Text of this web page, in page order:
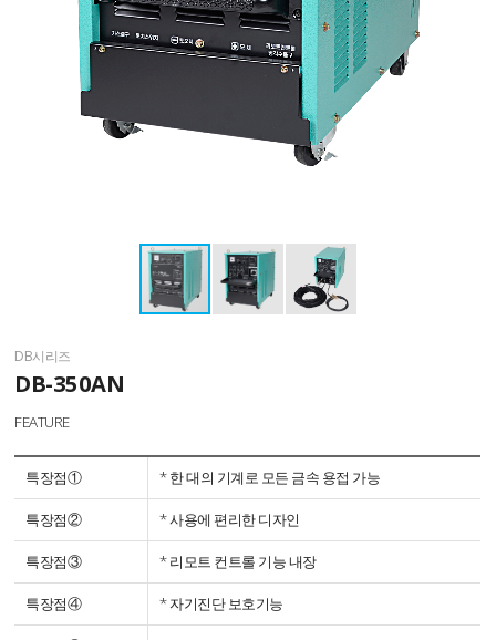
DB시리즈
DB-350AN
FEATURE
특장점① * 한 대의 기계로 모든 금속 용접 가능
특장점② * 사용에 편리한 디자인
특장점③ * 리모트 컨트롤 기능 내장
특장점④ * 자기진단 보호기능